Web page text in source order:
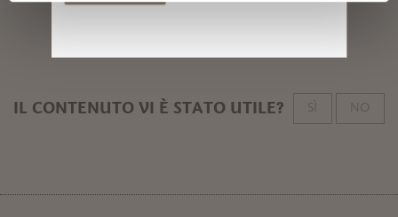
IL CONTENUTO VI È STATO UTILE? SÌ NO